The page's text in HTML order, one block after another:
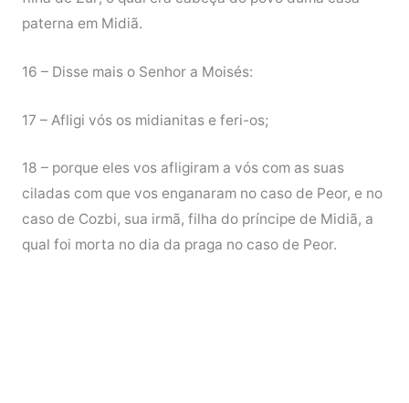
paterna em Midiã.
16 – Disse mais o Senhor a Moisés:
17 – Afligi vós os midianitas e feri-os;
18 – porque eles vos afligiram a vós com as suas
ciladas com que vos enganaram no caso de Peor, e no
caso de Cozbi, sua irmã, filha do príncipe de Midiã, a
qual foi morta no dia da praga no caso de Peor.